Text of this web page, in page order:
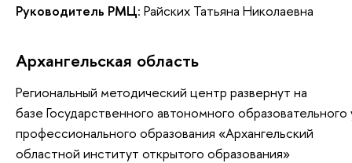
Руководитель РМЦ: Райских Татьяна Николаевна
Архангельская область
Региональный методический центр развернут на
базе Государственного автономного
профессионального образования «Архангельский
областной институт открытого образования»